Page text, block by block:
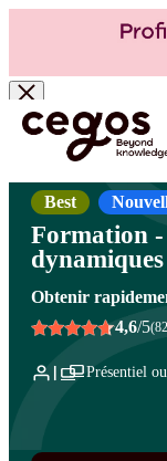
Skip to main content
Vous êtes ici : Accueil >
- PAO/CAO> Logiciels
Best
Formation -
Obtenir
4,6/5
Présentiel